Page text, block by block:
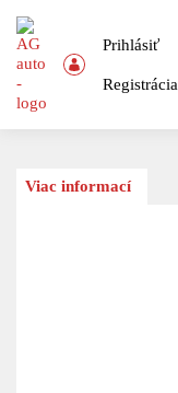
Prihlásiť
Registrácia
Viac informací